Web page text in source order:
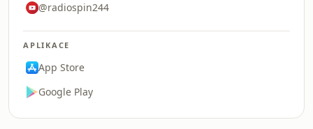
@radiospin244
APLIKACE
App Store
Google Play